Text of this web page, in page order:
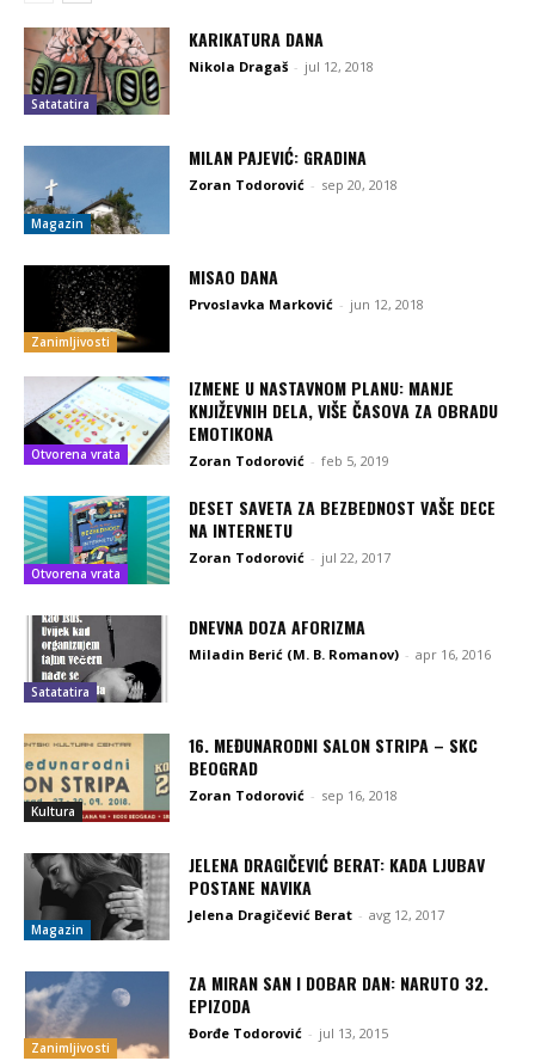
Satatatira
KARIKATURA DANA
Nikola Dragaš - jul 12, 2018
Magazin
MILAN PAJEVIĆ: GRADINA
Zoran Todorović - sep 20, 2018
Zanimljivosti
MISAO DANA
Prvoslavka Marković - jun 12, 2018
Otvorena vrata
IZMENE U NASTAVNOM PLANU: MANJE
KNJIŽEVNIH DELA, VIŠE ČASOVA ZA OBRADU
EMOTIKONA
Zoran Todorović - feb 5, 2019
Otvorena vrata
DESET SAVETA ZA BEZBEDNOST VAŠE DECE
NA INTERNETU
Zoran Todorović - jul 22, 2017
Satatatira
DNEVNA DOZA AFORIZMA
Miladin Berić (M. B. Romanov) - apr 16, 2016
Kultura
16. MEĐUNARODNI SALON STRIPA – SKC
BEOGRAD
Zoran Todorović - sep 16, 2018
Magazin
JELENA DRAGIČEVIĆ BERAT: KADA LJUBAV
POSTANE NAVIKA
Jelena Dragičević Berat - avg 12, 2017
Zanimljivosti
ZA MIRAN SAN I DOBAR DAN: NARUTO 32.
EPIZODA
Đorđe Todorović - jul 13, 2015